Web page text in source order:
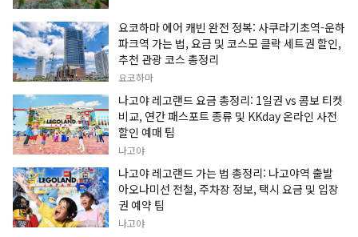
요코하마 에어 캐빈 완전 정복: 사쿠라기초역-운하
파크역 가는 법, 요금 및 코스모 클락 세트권 할인,
추천 관광 코스 총정리
요코하마
나고야 레고랜드 요금 총정리: 1일권 vs 콤보 티켓
비교, 연간 패스포트 종류 및 KKday 온라인 사전
할인 예매 팁
나고야
나고야 레고랜드 가는 법 총정리: 나고야역 출발
아오나미선 전철, 주차장 정보, 택시 요금 및 입장
권 예약 팁
나고야